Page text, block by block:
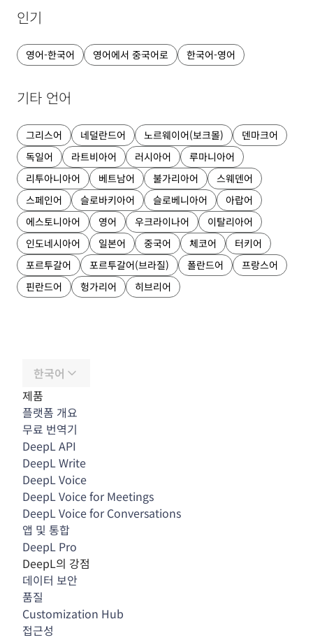
인기
영어-한국어 영어에서 중국어로 한국어-영어
기타 언어
그리스어 네덜란드어 노르웨이어(보크몰)
덴마크어
독일어
라트비아어 러시아어
루마니아어
리투아니아어
베트남어 불가리아어
스웨덴어
스페인어
슬로바키아어 슬로베니아어
아랍어
에스토니아어
영어 우크라이나어
이탈리아어
인도네시아어
일본어 중국어 체코어
터키어
포르투갈어
포르투갈어(브라질) 폴란드어
프랑스어
핀란드어
헝가리어 히브리어
한국어
제품
플랫폼 개요
무료 번역기
DeepL API
DeepL Write
DeepL Voice
DeepL Voice for Meetings
DeepL Voice for Conversations
앱 및 통합
DeepL Pro
DeepL의 강점
데이터 보안
품질
Customization Hub
접근성